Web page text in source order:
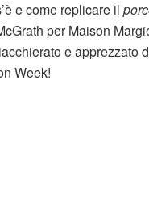
e come replicare il
per Maison
e apprezzato
Week!